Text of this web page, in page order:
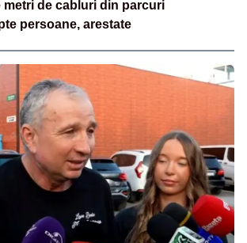
metri de cabluri din parcuri
persoane, arestate